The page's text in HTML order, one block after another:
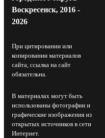
Воскресенск, 2016 -
2026
При цитировании или
копировании материалов
сайта, ссылка на сайт
обязательна.
В материалах могут быть
использованы фотографии и
графические изображения из
открытых источников в сети
Интернет.